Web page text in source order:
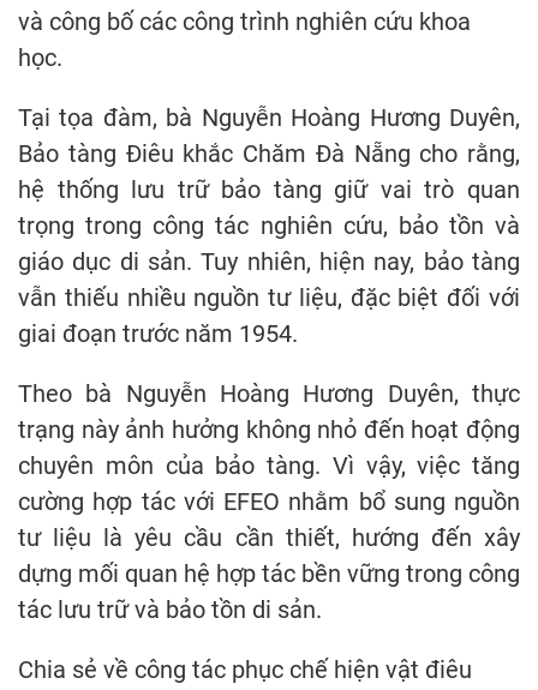
và công bố các công trình nghiên cứu khoa
học.
Tại tọa đàm, bà Nguyễn Hoàng Hương Duyên,
Bảo tàng Điêu khắc Chăm Đà Nẵng cho rằng,
hệ thống lưu trữ bảo tàng giữ vai trò quan
trọng trong công tác nghiên cứu, bảo tồn và
giáo dục di sản. Tuy nhiên, hiện nay, bảo tàng
vẫn thiếu nhiều nguồn tư liệu, đặc biệt đối với
giai đoạn trước năm 1954.
Theo bà Nguyễn Hoàng Hương Duyên, thực
trạng này ảnh hưởng không nhỏ đến hoạt động
chuyên môn của bảo tàng. Vì vậy, việc tăng
cường hợp tác với EFEO nhằm bổ sung nguồn
tư liệu là yêu cầu cần thiết, hướng đến xây
dựng mối quan hệ hợp tác bền vững trong công
tác lưu trữ và bảo tồn di sản.
Chia sẻ về công tác phục chế hiện vật điêu